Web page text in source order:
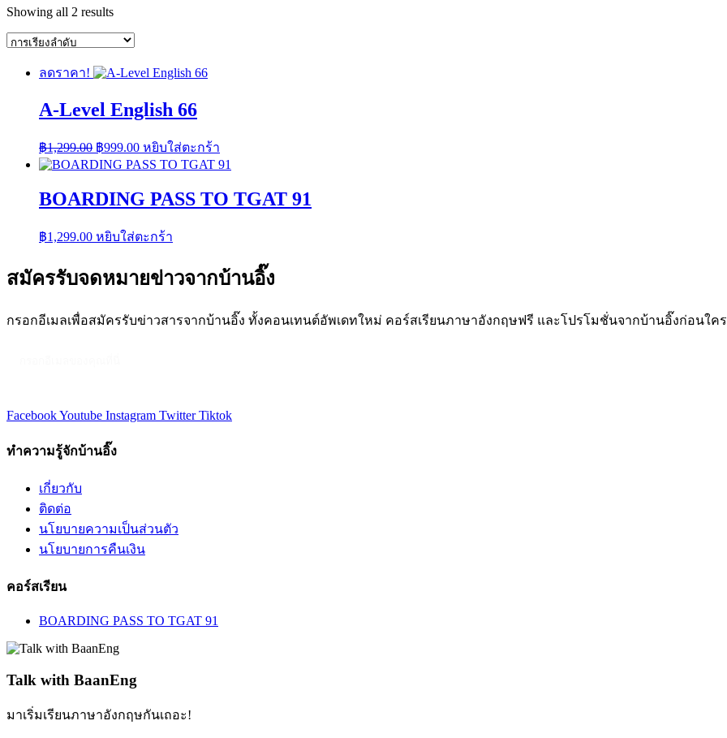
Showing all 2 results
ลดราคา!
A-Level English 66
฿1,299.00 Original
price
was:
฿1,299.00.
฿999.00Current
price
is:
฿999.00.
หยิบใส่ตะกร้า
BOARDING PASS TO TGAT 91
฿1,299.00 หยิบใส่ตะกร้า
สมัครรับจดหมายข่าวจากบ้านอิ๊ง
กรอกอีเมลเพื่อสมัครรับข่าวสารจากบ้านอิ๊ง ทั้งคอนเทนต์อัพเดทใหม่ คอร์สเรียนภาษาอังกฤษฟรี และโปรโมชั่นจากบ้านอิ๊งก่อนใคร
FacebookYoutube Instagram Twitter Tiktok
ทำความรู้จักบ้านอิ๊ง
เกี่ยวกับ
ติดต่อ
นโยบายความเป็นส่วนตัว
นโยบายการคืนเงิน
คอร์สเรียน
BOARDING PASS TO TGAT 91
Talk with BaanEng
มาเริ่มเรียนภาษาอังกฤษกันเถอะ!